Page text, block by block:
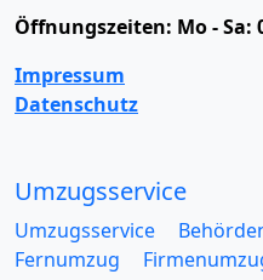
Öffnungszeiten: Mo - Sa:
Impressum
Datenschutz
Umzugsservice
Umzugsservice
Fernumzug